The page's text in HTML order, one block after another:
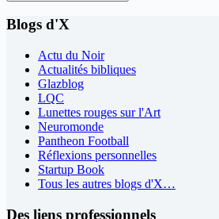
Blogs d'X
Actu du Noir
Actualités bibliques
Glazblog
LQC
Lunettes rouges sur l'Art
Neuromonde
Pantheon Football
Réflexions personnelles
Startup Book
Tous les autres blogs d'X…
Des liens professionnels